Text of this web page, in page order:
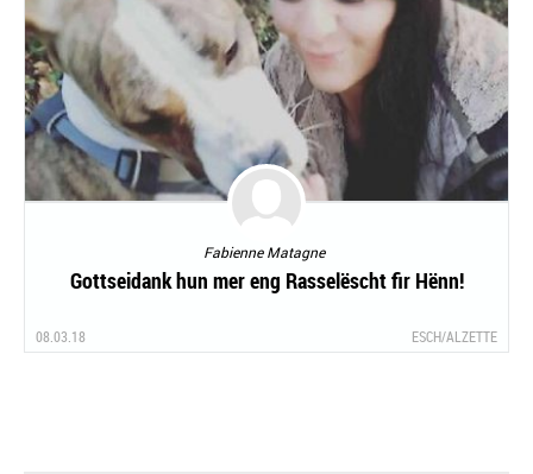
Fabienne Matagne
Gottseidank hun mer eng Rasselëscht fir Hënn!
08.03.18 ESCH/ALZETTE